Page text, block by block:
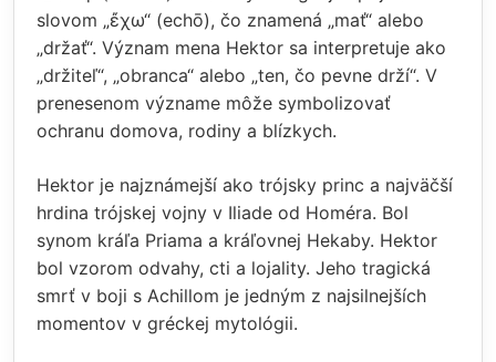
slovom „ἔχω“ (echō), čo znamená „mať“ alebo
„držať“. Význam mena Hektor sa interpretuje ako
„držiteľ“, „obranca“ alebo „ten, čo pevne drží“. V
prenesenom význame môže symbolizovať
ochranu domova, rodiny a blízkych.
Hektor je najznámejší ako trójsky princ a najväčší
hrdina trójskej vojny v Iliade od Homéra. Bol
synom kráľa Priama a kráľovnej Hekaby. Hektor
bol vzorom odvahy, cti a lojality. Jeho tragická
smrť v boji s Achillom je jedným z najsilnejších
momentov v gréckej mytológii.